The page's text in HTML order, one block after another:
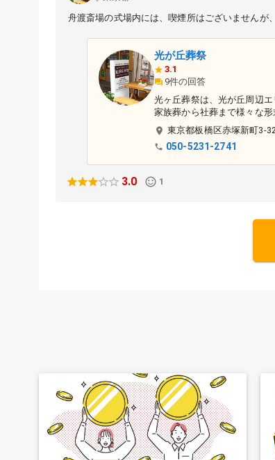
舟渡斎場の式場内には、喫煙所はございませんが
光が丘葬祭
3.1
9件の回答
光ヶ丘葬祭は、光が丘周辺
家族葬から社葬まで様々な
くれます。
東京都板橋区赤塚新町3-
050-5231-2741
3.0 1